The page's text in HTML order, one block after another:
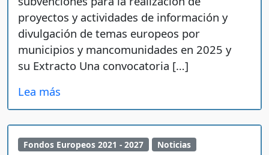
proyectos y actividades de información y
divulgación de temas europeos por
municipios y mancomunidades en 2025 y
su Extracto Una convocatoria […]
Lea más
Fondos Europeos 2021 - 2027 Noticias